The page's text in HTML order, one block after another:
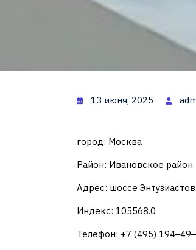
13 июня, 2025
город: Москва
Район: Ивановское район
Адрес: шоссе
Индекс: 105568.0
Телефон: +7 (495)